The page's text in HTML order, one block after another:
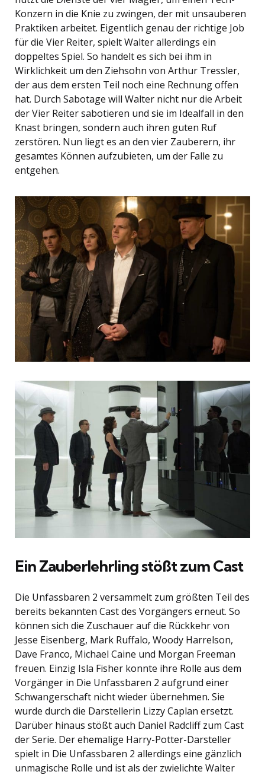
Konzern in die Knie zu zwingen, der mit unsauberen
Praktiken arbeitet. Eigentlich genau der richtige Job
für die Vier Reiter, spielt Walter allerdings ein
doppeltes Spiel. So handelt es sich bei ihm in
Wirklichkeit um den Ziehsohn von Arthur Tressler,
der aus dem ersten Teil noch eine Rechnung offen
hat. Durch Sabotage will Walter nicht nur die Arbeit
der Vier Reiter sabotieren und sie im Idealfall in den
Knast bringen, sondern auch ihren guten Ruf
zerstören. Nun liegt es an den vier Zauberern, ihr
gesamtes Können aufzubieten, um der Falle zu
entgehen.
Ein Zauberlehrling stößt zum Cast
Die Unfassbaren 2 versammelt zum größten Teil des
bereits bekannten Cast des Vorgängers erneut. So
können sich die Zuschauer auf die Rückkehr von
Jesse Eisenberg, Mark Ruffalo, Woody Harrelson,
Dave Franco, Michael Caine und Morgan Freeman
freuen. Einzig Isla Fisher konnte ihre Rolle aus dem
Vorgänger in Die Unfassbaren 2 aufgrund einer
Schwangerschaft nicht wieder übernehmen. Sie
wurde durch die Darstellerin Lizzy Caplan ersetzt.
Darüber hinaus stößt auch Daniel Radcliff zum Cast
der Serie. Der ehemalige Harry-Potter-Darsteller
spielt in Die Unfassbaren 2 allerdings eine gänzlich
unmagische Rolle und ist als der zwielichte Walter